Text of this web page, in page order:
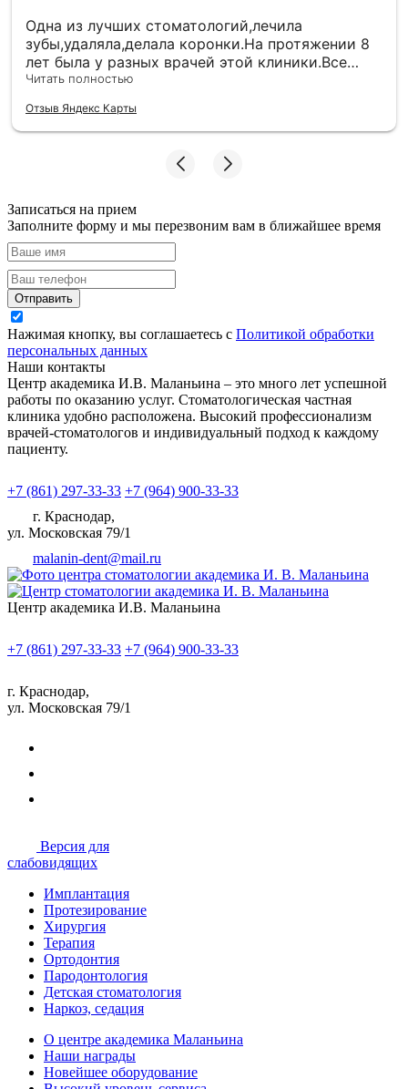
Одна из лучших стоматологий,лечила
зубы,удаляла,делала коронки.На протяжении 8
лет была у разных врачей этой клиники.Все
отлично. А вот детских врачей в этой клиники
наркозом ,причем даже не маленького
ребенка,удалять молочные зубы не берутся,то
корни большие,то ребенок не так рот
открывает,то сидеть не может 20 минут не
Читать полностью
Отзыв Яндекс Карты
Записаться на прием
Заполните форму и мы перезвоним вам в ближайшее время
Отправить
Нажимая кнопку, вы соглашаетесь с Политикой обработки
персональных данных
Наши контакты
Центр академика И.В. Маланьина – это много лет успешной
работы по оказанию услуг. Стоматологическая частная
клиника удобно расположена. Высокий профессионализм
врачей-стоматологов и индивидуальный подход к каждому
пациенту.
+7 (861) 297-33-33 +7 (964) 900-33-33
г. Краснодар,
ул. Московская 79/1
malanin-dent@mail.ru
Центр академика И.В. Маланьина
+7 (861) 297-33-33 +7 (964) 900-33-33
г. Краснодар,
ул. Московская 79/1
Версия для
слабовидящих
Имплантация
Протезирование
Хирургия
Терапия
Ортодонтия
Пародонтология
Детская стоматология
Наркоз, седация
О центре академика Маланьина
Наши награды
Новейшее оборудование